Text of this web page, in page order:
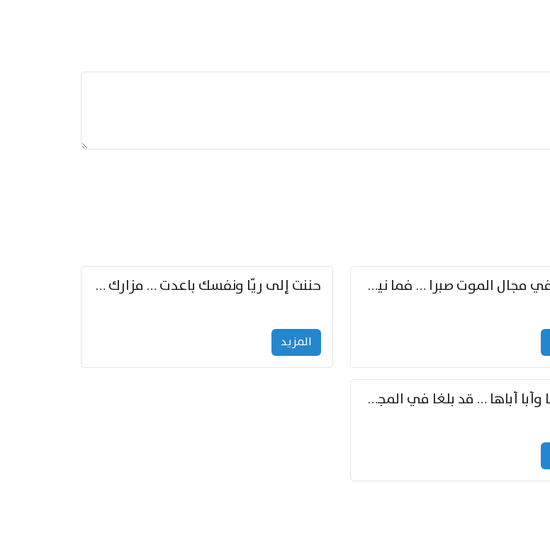
فصبرا في مجال الموت صبرا … فما نيل الخلود بمستطاع حننت إلى ريّا ونفسك باعدت … مزارك من ريّا وشعباكما معا
المزید
إنّ أباها وأبا أباها … قد بلغا في المجد غايتاها